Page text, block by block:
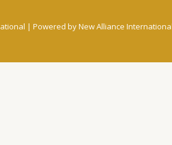
| Powered by New Alliance